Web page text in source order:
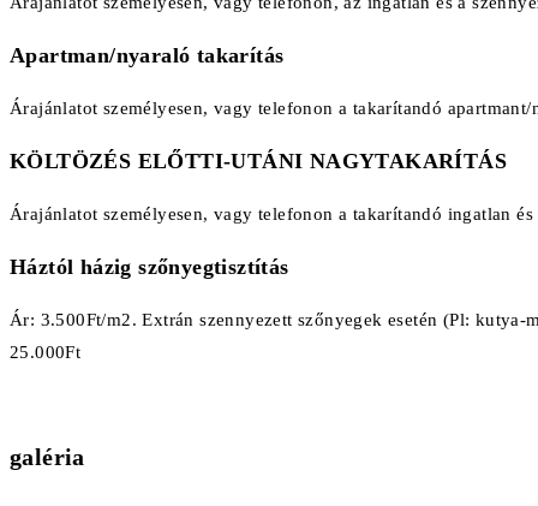
Apartman/nyaraló takarítás
Árajánlatot személyesen, vagy telefonon a takarítandó
KÖLTÖZÉS ELŐTTI-UTÁNI NAGYTAKARÍTÁS
Árajánlatot személyesen, vagy telefonon a takarítandó ingatlan
Háztól házig szőnyegtisztítás
Ár: 3.500Ft/m2. Extrán szennyezett szőnyegek esetén (Pl:
25.000Ft
galéria